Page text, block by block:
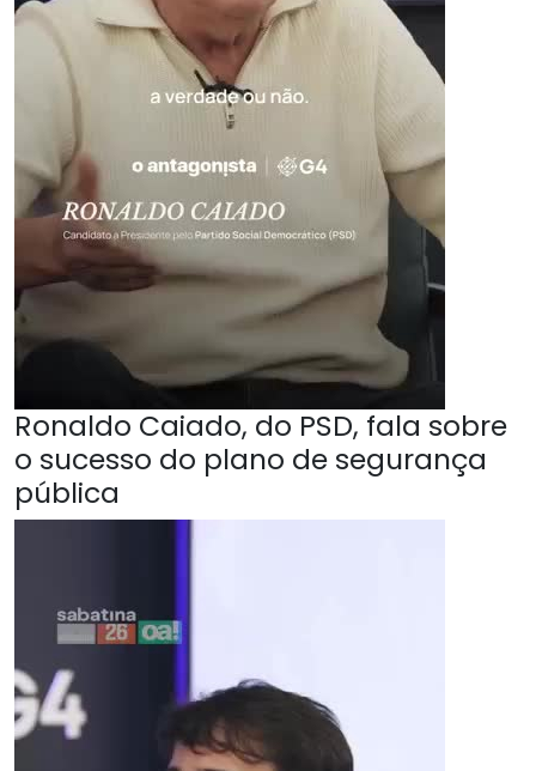
Ronaldo Caiado, do PSD, fala sobre
o sucesso do plano de segurança
pública